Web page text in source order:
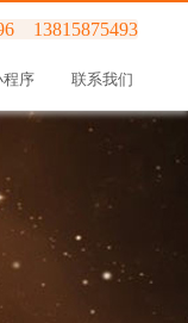
13815875493
程序 联系我们